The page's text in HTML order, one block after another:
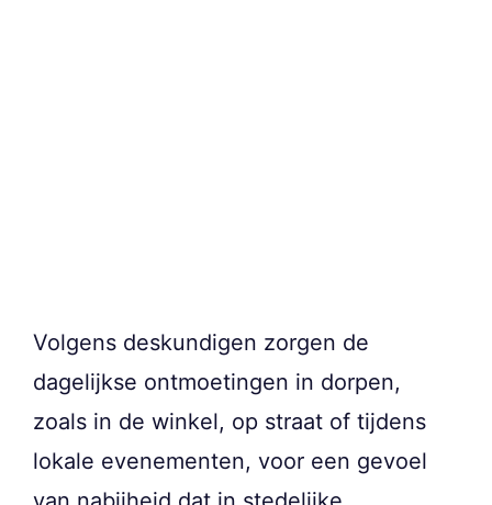
Volgens deskundigen zorgen de
dagelijkse ontmoetingen in dorpen,
zoals in de winkel, op straat of tijdens
lokale evenementen, voor een gevoel